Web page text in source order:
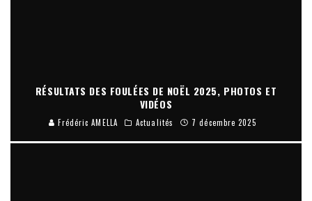
RÉSULTATS DES FOULÉES DE NOËL 2025, PHOTOS ET
VIDÉOS
Frédéric AMELLA Actualités 7 décembre 2025